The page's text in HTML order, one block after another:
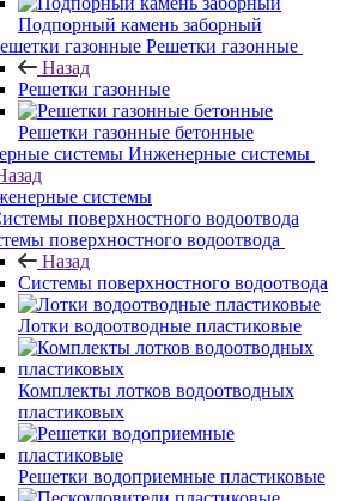
Подпорный камень заборный
Решетки газонные
Назад
Решетки газонные
Решетки газонные бетонные
Инженерные системы
системы
поверхностного водоотвода
Назад
Системы поверхностного водоотвода
Лотки водоотводные пластиковые
Комплекты лотков водоотводных
пластиковых
Решетки водоприемные пластиковые